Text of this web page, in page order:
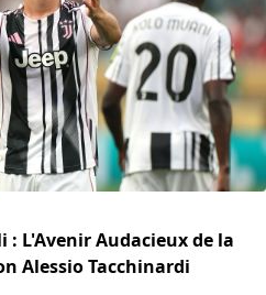
: L'Avenir Audacieux de la
Alessio Tacchinardi